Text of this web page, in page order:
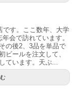
です。ここ数年、大学
会で訪れています。
の後2、3品を単品で
ビールを注文して、
ています。天ぷ...